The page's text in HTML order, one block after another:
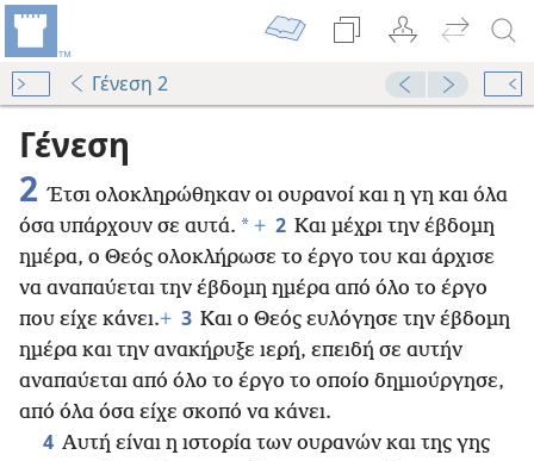
Γένεση 2
Γένεση
2 Έτσι ολοκληρώθηκαν οι ουρανοί και η γη και όλα
όσα υπάρχουν σε αυτά. * + 2 Και μέχρι την έβδομη
ημέρα, ο Θεός ολοκλήρωσε το έργο του και άρχισε
να αναπαύεται την έβδομη ημέρα από όλο το έργο
που είχε κάνει.+ 3 Και ο Θεός ευλόγησε την έβδομη
ημέρα και την ανακήρυξε ιερή, επειδή σε αυτήν
αναπαύεται από όλο το έργο το οποίο δημιούργησε,
από όλα όσα είχε σκοπό να κάνει.
4 Αυτή είναι η ιστορία των ουρανών και της γης